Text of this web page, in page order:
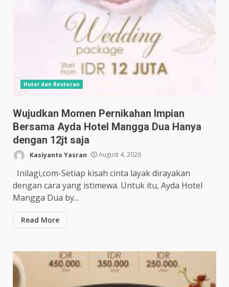
Hotel dan Restoran
Wujudkan Momen Pernikahan Impian
Bersama Ayda Hotel Mangga Dua Hanya
dengan 12jt saja
Kasiyanto Yasran August 4, 2026
Inilagi,com-Setiap kisah cinta layak dirayakan
dengan cara yang istimewa. Untuk itu, Ayda Hotel
Mangga Dua by...
Read More